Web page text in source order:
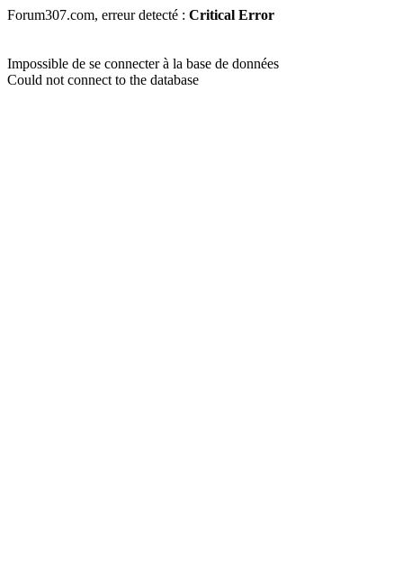
Forum307.com, erreur detecté : Critical Error
Impossible de se connecter à la base de données
Could not connect to the database